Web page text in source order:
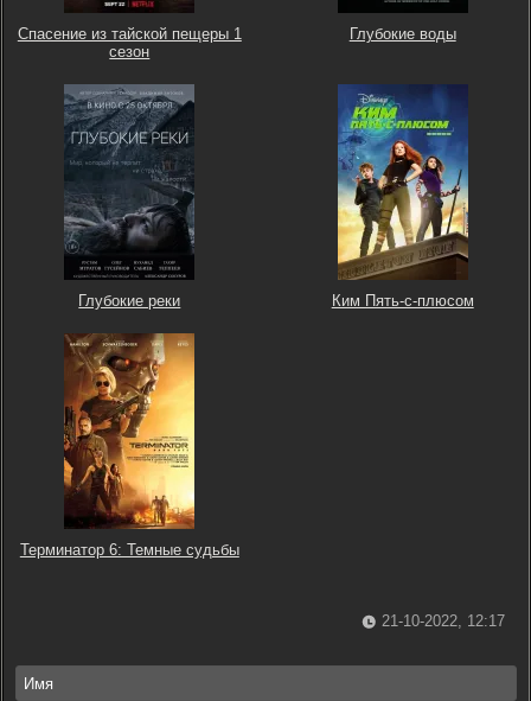
Спасение из тайской пещеры 1
сезон
Глубокие воды
Глубокие реки Ким Пять-с-плюсом
Терминатор 6: Темные судьбы
21-10-2022, 12:17